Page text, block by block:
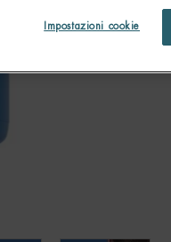
Impostazioni cookie